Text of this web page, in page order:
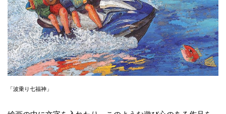
「波乗り七福神」